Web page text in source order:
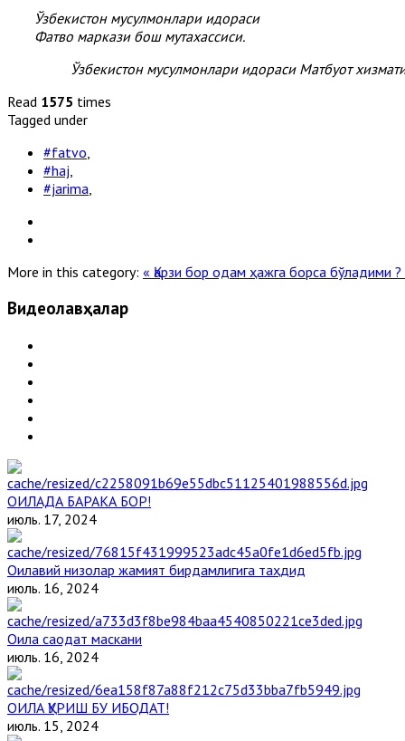
Ўзбекистон мусулмонлари идораси
Фатво маркази бош мутахассиси.
Ўзбекистон мусулмонлари идораси Матбуот
Read 1575 times
Tagged under
#fatvo
#haj
#jarima
More in this category: « Қарзи бор одам ҳажга борса бўладими ?
Видеолавҳалар
ОИЛАДА БАРАКА БОР!
июль. 17, 2024
Оилавий низолар жамият бирдамлигига таҳдид
июль. 16, 2024
Оила саодат маскани
июль. 16, 2024
ОИЛА ҚУРИШ БУ ИБОДАТ!
июль. 15, 2024